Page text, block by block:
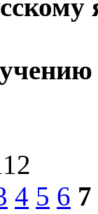
4 5 6 7